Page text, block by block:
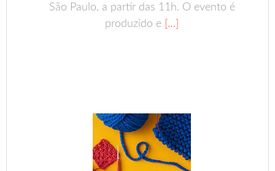
São Paulo, a partir das 11h. O evento é
produzido e […]